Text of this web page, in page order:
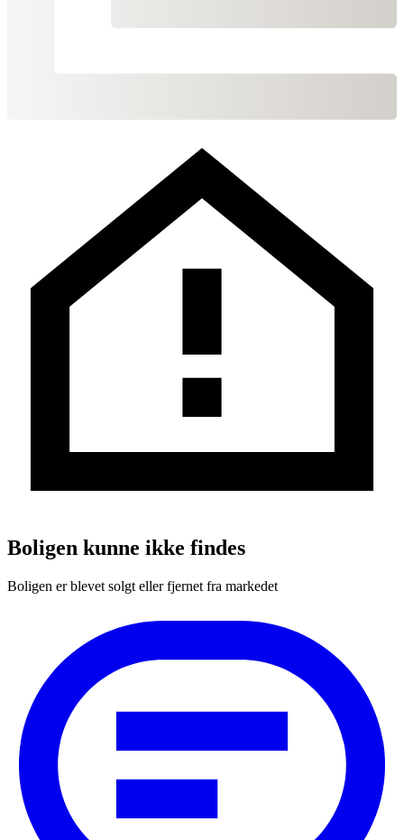
Boligen kunne ikke findes
Boligen er blevet solgt eller fjernet fra markedet